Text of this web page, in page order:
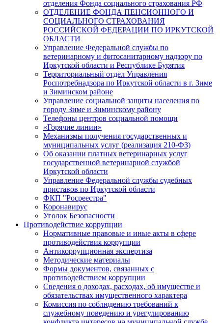
отделения Фонда социального страхования РФ
ОТДЕЛЕНИЕ ФОНДА ПЕНСИОННОГО И
СОЦИАЛЬНОГО СТРАХОВАНИЯ
РОССИЙСКОЙ ФЕДЕРАЦИИ ПО ИРКУТСКОЙ
ОБЛАСТИ
Управление Федеральной службы по
ветеринарному и фитосанитарному надзору по
Иркутской области и Республике Бурятия
Территориальный отдел Управления
Роспотребнадзора по Иркутской области в г. Зиме
и Зиминском районе
Управление социальной защиты населения по
городу Зиме и Зиминскому району
Телефоны центров социальной помощи
«Горячие линии»
Механизмы получения государственных и
муниципальных услуг (реализация 210-ФЗ)
Об оказании платных ветеринарных услуг
государственной ветеринарной службой
Иркутской области
Управление Федеральной службы судебных
приставов по Иркутской области
ФКП "Росреестра"
Коронавирус
Уголок Безопасности
Противодействие коррупции
Нормативные правовые и иные акты в сфере
противодействия коррупции
Антикоррупционная экспертиза
Методические материалы
Формы документов, связанных с
противодействием коррупции
Сведения о доходах, расходах, об имуществе и
обязательствах имущественного характера
Комиссия по соблюдению требований к
служебному поведению и урегулированию